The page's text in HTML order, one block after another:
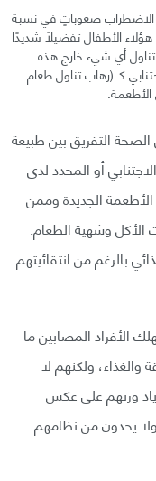
الاضطراب صعوباتٍ في نسبة
الأطفال تفضيلًا شديدًا
أي شيء خارج هذه
كـ (رهاب تناول طعام
التفريق بين طبيعة
أو المحدد لدى
الجديدة وممن
الأكل وشهية الطعام.
بالرغم من انتقائيتهم
الأفراد المصابين ما
والغذاء، ولكنهم لا
وزنهم على عكس
ولا يحدون من نظامهم